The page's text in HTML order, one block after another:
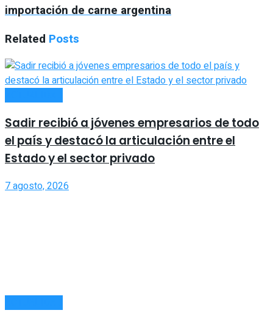
importación de carne argentina
Related Posts
Sadir recibió a jóvenes empresarios de todo
el país y destacó la articulación entre el
Estado y el sector privado
7 agosto, 2026